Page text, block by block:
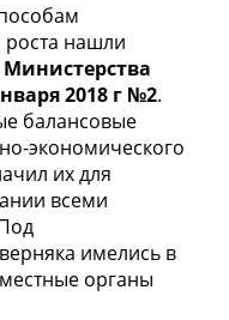
роста нашли
2018 г №2.
балансовые
экономического
их для
всеми
имелись в
органы